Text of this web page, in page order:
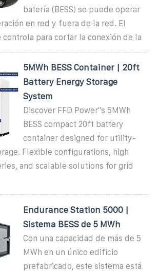
batería (BESS) se puede operar
en red y fuera de la red. El
controla para cortar la conexión de la
5MWh BESS Container | 20ft
Battery Energy Storage
System
Discover FFD Power''s 5MWh
BESS compact 20ft battery
container designed for utility-
Flexible configurations, high
and scalable solutions for grid
Endurance Station 5000 |
Sistema BESS de 5 MWh
Con una capacidad de más de 5
MWh en un único edificio
prefabricado, este sistema está